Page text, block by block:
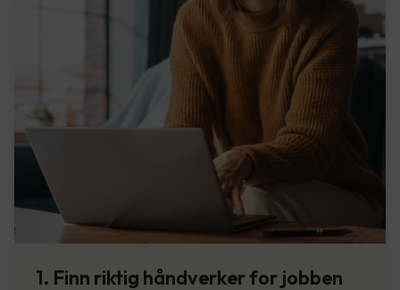
1. Finn riktig håndverker for jobben